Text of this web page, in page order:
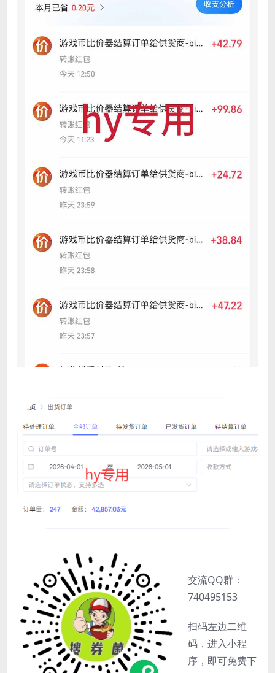
交流QQ群：
740495153
扫码左边二维
码，进入小程
序，即可免费下